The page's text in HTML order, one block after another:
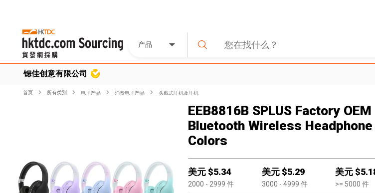
产品
锶佳创意有限公司
首页 所有类別 电子产品 消费电子产品 头戴式耳机及耳机
EEB8816B SPLUS Factory
Bluetooth Wireless
Colors
美元 $5.34
2000 - 2999 件
美元 $5.29
3000 - 4999 件
美元 $
>= 5000 件